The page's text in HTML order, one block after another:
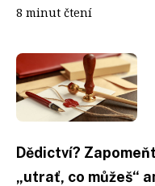
8 minut čtení
Dědictví?
„utrať, co můžeš“